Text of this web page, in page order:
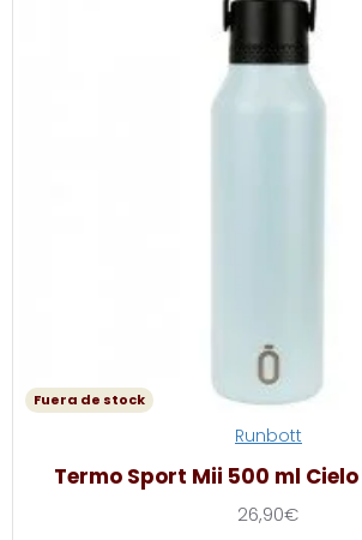
Fuera de stock
Runbott
Termo Sport Mii 500 ml
26,90€